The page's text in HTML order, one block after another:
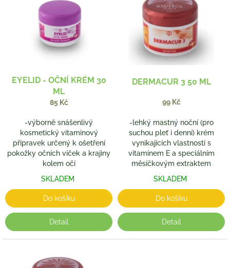
EYELID - OČNÍ KRÉM 30
ML
85 Kč
-výborně snášenlivý
kosmetický vitaminový
přípravek určený k ošetření
pokožky očních víček a krajiny
kolem očí
SKLADEM
Do košíku
Detail
DERMACUR 3 50 ML
99 Kč
-lehký mastný noční (pro
suchou pleť i denní) krém
vynikajících vlastností s
vitaminem E a speciálním
měsíčkovým extraktem
SKLADEM
Do košíku
Detail